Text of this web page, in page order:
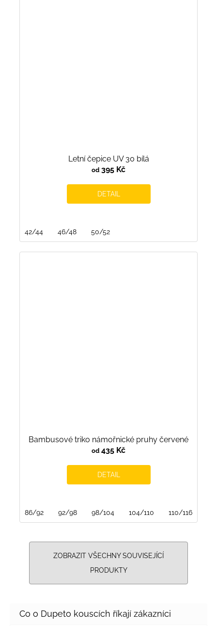
Letní čepice UV 30 bílá
od 395 Kč
DETAIL
42/44 46/48 50/52
Bambusové triko námořnické pruhy červené
od 435 Kč
DETAIL
86/92 92/98 98/104 104/110 110/116
ZOBRAZIT VŠECHNY SOUVISEJÍCÍ
PRODUKTY